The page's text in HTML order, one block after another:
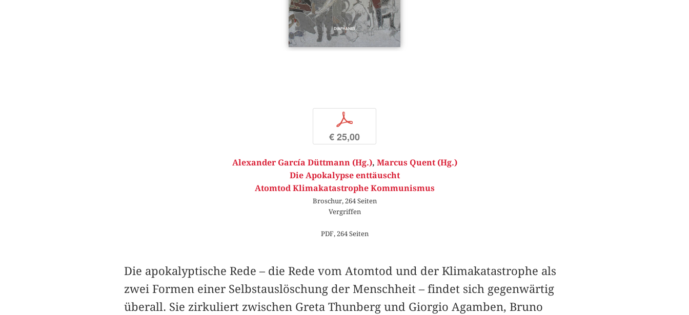
p
€ 25,00
Alexander García Düttmann (Hg.), Marcus Quent (Hg.)
Die Apokalypse enttäuscht
Atomtod Klimakatastrophe Kommunismus
Broschur, 264 Seiten
Vergriffen
PDF, 264 Seiten
Die apokalyptische Rede – die Rede vom Atomtod und der Klimakatastrophe als
zwei Formen einer Selbstauslöschung der Menschheit – findet sich gegenwärtig
überall. Sie zirkuliert zwischen Greta Thunberg und Giorgio Agamben, Bruno